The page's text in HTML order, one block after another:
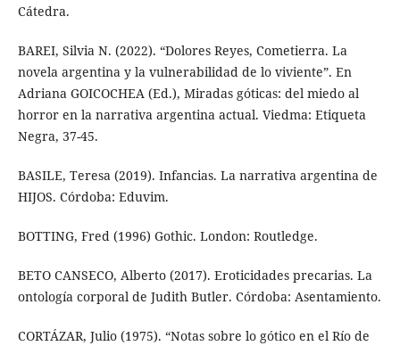
Cátedra.
BAREI, Silvia N. (2022). “Dolores Reyes, Cometierra. La
novela argentina y la vulnerabilidad de lo viviente”. En
Adriana GOICOCHEA (Ed.), Miradas góticas: del miedo al
horror en la narrativa argentina actual. Viedma: Etiqueta
Negra, 37-45.
BASILE, Teresa (2019). Infancias. La narrativa argentina de
HIJOS. Córdoba: Eduvim.
BOTTING, Fred (1996) Gothic. London: Routledge.
BETO CANSECO, Alberto (2017). Eroticidades precarias. La
ontología corporal de Judith Butler. Córdoba: Asentamiento.
CORTÁZAR, Julio (1975). “Notas sobre lo gótico en el Río de